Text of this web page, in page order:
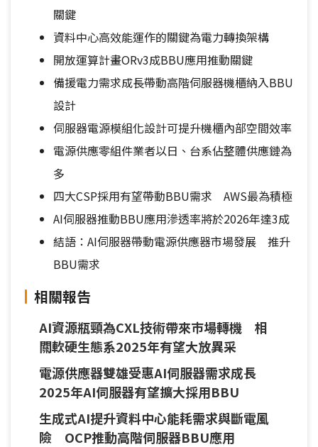
關鍵
資料中心高效能運作的關鍵為電力轉換架構
開放運算計畫ORv3成BBU應用推動關鍵
備援電力需求成長帶動高階伺服器機櫃納入BBU
設計
伺服器電源模組化設計可提升機櫃內部空間效率
電源供應零組件業者以日、台系佔整體供應鏈為
多
四大CSP採用有望帶動BBU需求 AWS最為積極
AI伺服器推動BBU應用滲透率將於2026年達3成
結語：AI伺服器帶動電源供應器市場發展 推升
BBU需求
相關報告
AI資源瓶頸為CXL技術帶來巿場轉機 相
關軟硬生態系2025年有望大放異采
電源供應器雙雄受惠AI伺服器需求成長
2025年AI伺服器有望擴大採用BBU
生成式AI提升資料中心能耗需求與斷電風
險 OCP推動高階伺服器BBU應用